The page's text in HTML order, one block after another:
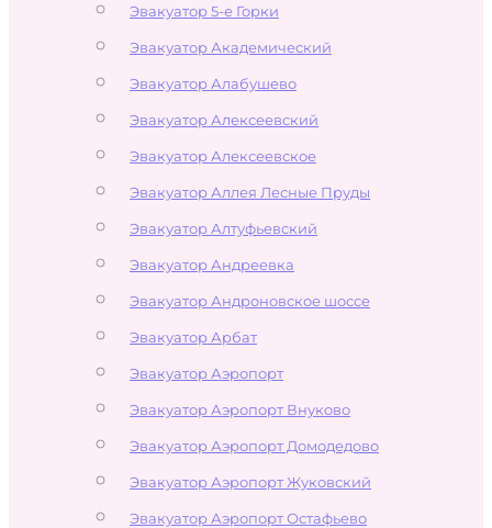
Эвакуатор 5-е Горки
Эвакуатор Академический
Эвакуатор Алабушево
Эвакуатор Алексеевский
Эвакуатор Алексеевское
Эвакуатор Аллея Лесные Пруды
Эвакуатор Алтуфьевский
Эвакуатор Андреевка
Эвакуатор Андроновское шоссе
Эвакуатор Арбат
Эвакуатор Аэропорт
Эвакуатор Аэропорт Внуково
Эвакуатор Аэропорт Домодедово
Эвакуатор Аэропорт Жуковский
Эвакуатор Аэропорт Остафьево